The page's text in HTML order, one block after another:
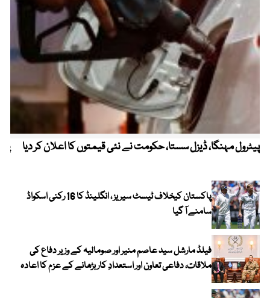
پیٹرول مہنگا، ڈیزل سستا، حکومت نے نئی قیمتوں کا اعلان کر دیا
پاکستان کیخلاف ٹیسٹ سیریز ، انگلینڈ کا 16 رکنی اسکواڈ
سامنے آ گیا
فیلڈ مارشل سید عاصم منیر اور صومالیہ کے وزیر دفاع کی
ملاقات، دفاعی تعاون اور استعدادِ کار بڑھانے کے عزم کا اعادہ